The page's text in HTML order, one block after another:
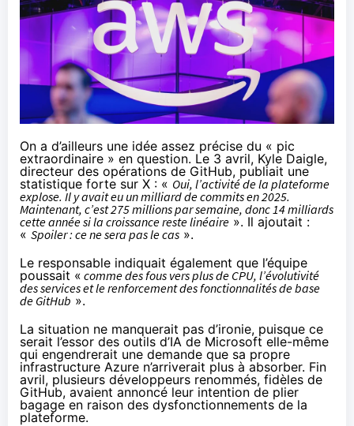
On a d’ailleurs une idée assez précise du « pic
extraordinaire » en question. Le 3 avril, Kyle Daigle,
directeur des opérations de GitHub, publiait une
statistique forte sur X : « Oui, l’activité de la plateforme
explose. Il y avait eu un milliard de commits en 2025.
Maintenant, c’est 275 millions par semaine, donc 14 milliards
cette année si la croissance reste linéaire ». Il ajoutait :
« Spoiler : ce ne sera pas le cas ».
Le responsable indiquait également que l’équipe
poussait « comme des fous vers plus de CPU, l’évolutivité
des services et le renforcement des fonctionnalités de base
de GitHub ».
La situation ne manquerait pas d’ironie, puisque ce
serait l’essor des outils d’IA de Microsoft elle-même
qui engendrerait une demande que sa propre
infrastructure Azure n’arriverait plus à absorber. Fin
avril, plusieurs développeurs renommés, fidèles de
GitHub, avaient annoncé leur intention de plier
bagage en raison des dysfonctionnements de la
plateforme.